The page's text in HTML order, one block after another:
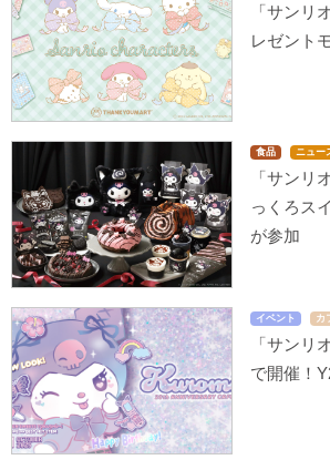
「サンリ
レゼント
食品 ニュー
「サンリ
っくろス
が参加
イベント カ
「サンリ
で開催！